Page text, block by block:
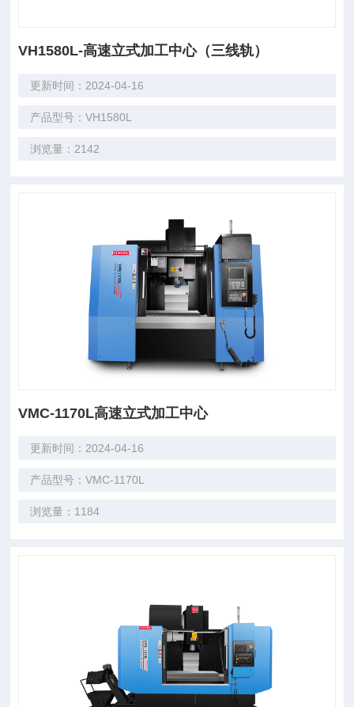
VH1580L-高速立式加工中心（三线轨）
更新时间：2024-04-16
产品型号：VH1580L
浏览量：2142
VMC-1170L高速立式加工中心
更新时间：2024-04-16
产品型号：VMC-1170L
浏览量：1184